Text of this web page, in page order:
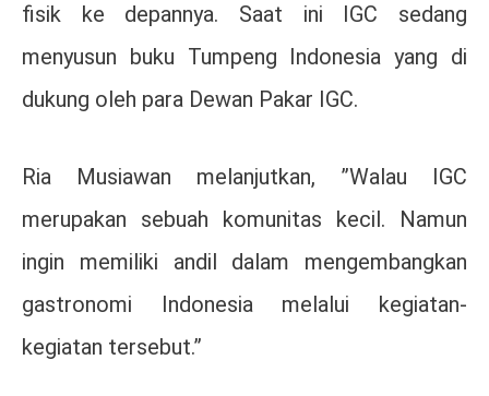
fisik ke depannya. Saat ini IGC sedang
menyusun buku Tumpeng Indonesia yang di
dukung oleh para Dewan Pakar IGC.
Ria Musiawan melanjutkan, ”Walau IGC
merupakan sebuah komunitas kecil. Namun
ingin memiliki andil dalam mengembangkan
gastronomi Indonesia melalui kegiatan-
kegiatan tersebut.”